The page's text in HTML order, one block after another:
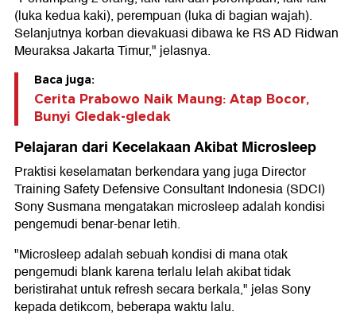
(luka kedua kaki), perempuan (luka di bagian wajah).
Selanjutnya korban dievakuasi dibawa ke RS AD Ridwan
Meuraksa Jakarta Timur," jelasnya.
Baca juga:
Cerita Prabowo Naik Maung: Atap Bocor,
Bunyi Gledak-gledak
Pelajaran dari Kecelakaan Akibat Microsleep
Praktisi keselamatan berkendara yang juga Director
Training Safety Defensive Consultant Indonesia (SDCI)
Sony Susmana mengatakan microsleep adalah kondisi
pengemudi benar-benar letih.
"Microsleep adalah sebuah kondisi di mana otak
pengemudi blank karena terlalu lelah akibat tidak
beristirahat untuk refresh secara berkala," jelas Sony
kepada detikcom, beberapa waktu lalu.